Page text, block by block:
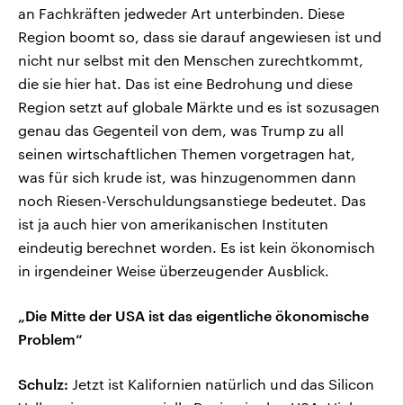
an Fachkräften jedweder Art unterbinden. Diese
Region boomt so, dass sie darauf angewiesen ist und
nicht nur selbst mit den Menschen zurechtkommt,
die sie hier hat. Das ist eine Bedrohung und diese
Region setzt auf globale Märkte und es ist sozusagen
genau das Gegenteil von dem, was Trump zu all
seinen wirtschaftlichen Themen vorgetragen hat,
was für sich krude ist, was hinzugenommen dann
noch Riesen-Verschuldungsanstiege bedeutet. Das
ist ja auch hier von amerikanischen Instituten
eindeutig berechnet worden. Es ist kein ökonomisch
in irgendeiner Weise überzeugender Ausblick.
„Die Mitte der USA ist das eigentliche ökonomische
Problem“
Schulz: Jetzt ist Kalifornien natürlich und das Silicon